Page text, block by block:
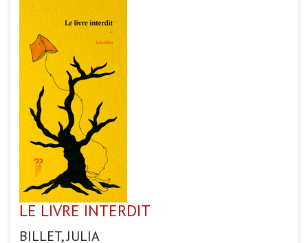
LE LIVRE INTERDIT
BILLET, JULIA